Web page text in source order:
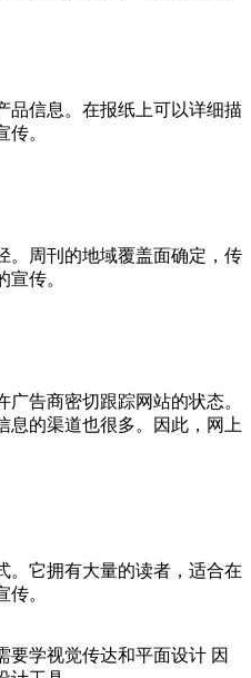
品信息。在报纸上可以详细描
。
。周刊的地域覆盖面确定，传
传。
告商密切跟踪网站的状态。
息的渠道也很多。因此，网上
。它拥有大量的读者，适合在
。
要学视觉传达和平面设计 因